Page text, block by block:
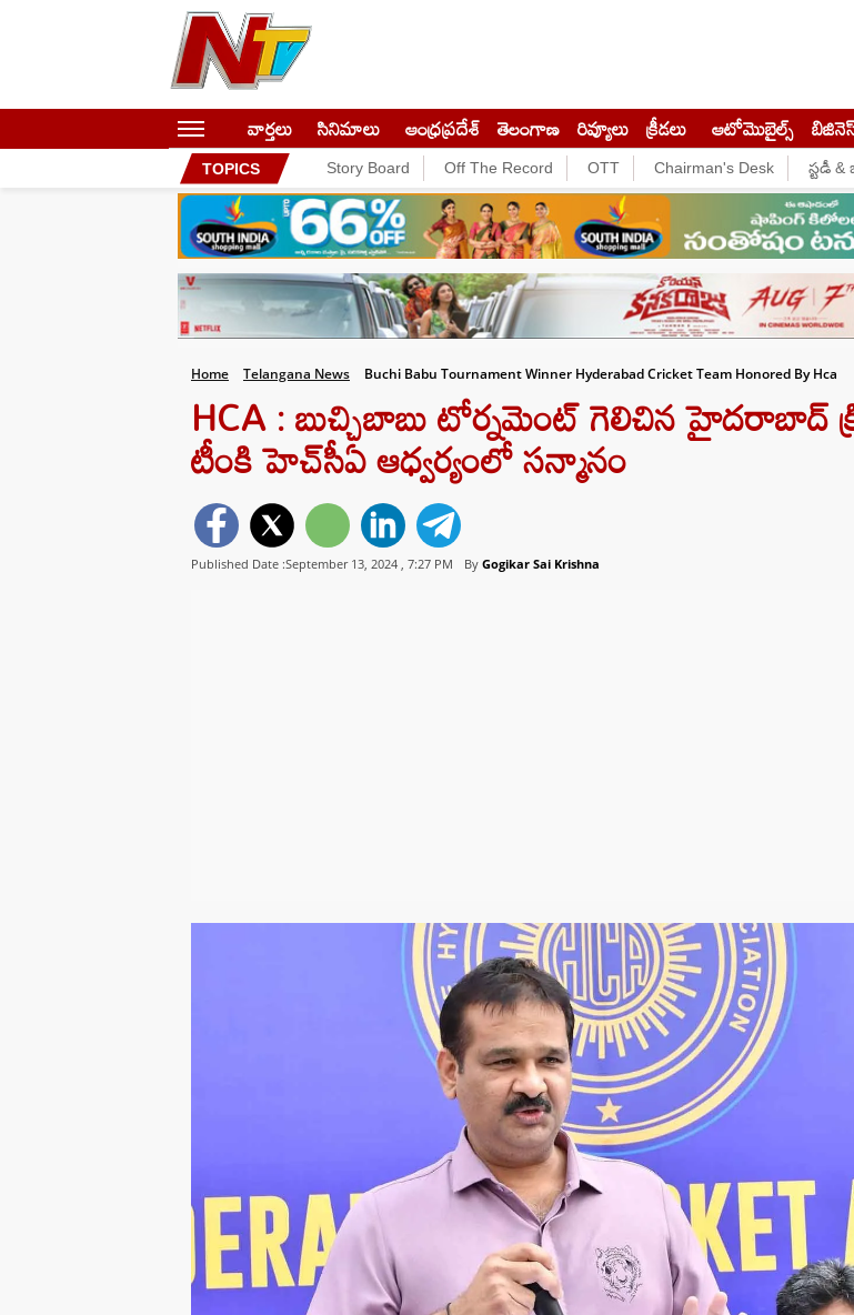
వార్తలు సినిమాలు ఆంధ్రప్రదేశ్ తెలంగాణ రివ్యూలు క్రీడలు ఆటోమొబైల్స్
TOPICS Story Board Off The Record OTT Chairman's Desk స్టడీ
Home Telangana News Buchi Babu Tournament Winner Hyderabad Cricket Team Honored By Hca
HCA : బుచ్చిబాబు టోర్నమెంట్‌ గెలిచిన హైదరాబాద్
టీంకి హెచ్‌సీఏ ఆధ్వర్యంలో సన్మానం
Published Date :September 13, 2024 , 7:27 PM By Gogikar Sai Krishna